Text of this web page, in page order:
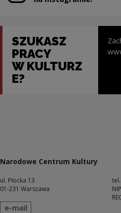
SZUKASZ
PRACY
W KULTURZ
E?
Narodowe Centrum Kultury
ul. Płocka 13
01-231 Warszawa
wyślij wiadomość
e-mail